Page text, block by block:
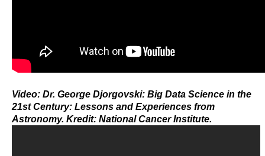
Video: Dr. George Djorgovski: Big Data Science in the
21st Century: Lessons and Experiences from
Astronomy. Kredit: National Cancer Institute.